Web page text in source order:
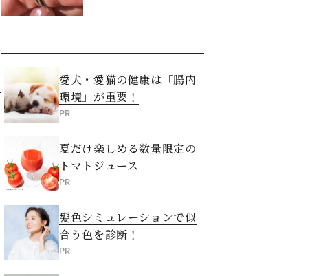
愛犬・愛猫の健康は「腸内
環境」が重要！
PR
夏だけ楽しめる数量限定の
トマトジュース
PR
髪色シミュレーションで似
合う色を診断！
PR